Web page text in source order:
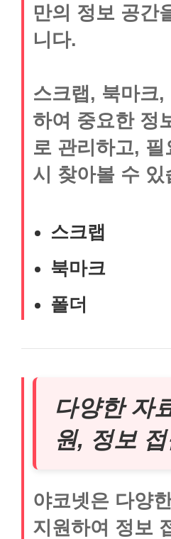
만의 정보 공간
니다.
스크랩, 북마크
하여 중요한 정
로 관리하고,
시 찾아볼 수 있
스크랩
북마크
폴더
다양한 자
원, 정보
야코넷은 다양
지원하여 정보